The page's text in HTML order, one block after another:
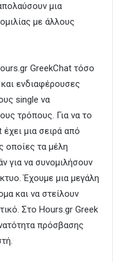
μια
με άλλους
GreekChat τόσο
ενδιαφέρουσες
single να
τρόπους. Για να το
μια σειρά από
οποίες τα μέλη
για να συνομιλήσουν
Έχουμε μια μεγάλη
και να στείλουν
Στο Hours.gr Greek
πρόσβασης